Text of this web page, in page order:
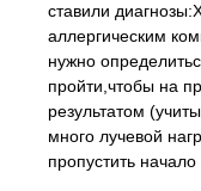
ставили
аллергическим
нужно
пройти,чтобы на
результатом
много лучевой
пропустить